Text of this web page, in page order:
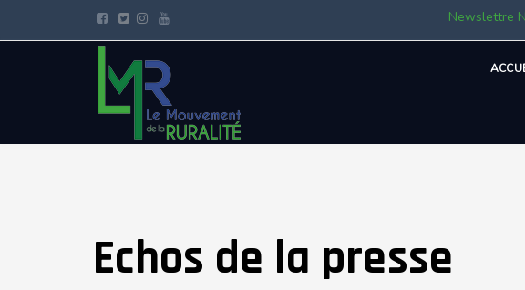
Newslettre
Echos de la presse